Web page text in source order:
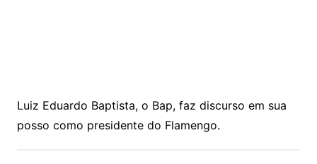
Luiz Eduardo Baptista, o Bap, faz discurso em sua
posso como presidente do Flamengo.